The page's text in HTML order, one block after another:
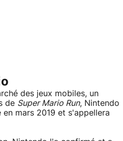
des jeux mobiles, un
de Super Mario Run, Nintendo
mars 2019 et s'appellera